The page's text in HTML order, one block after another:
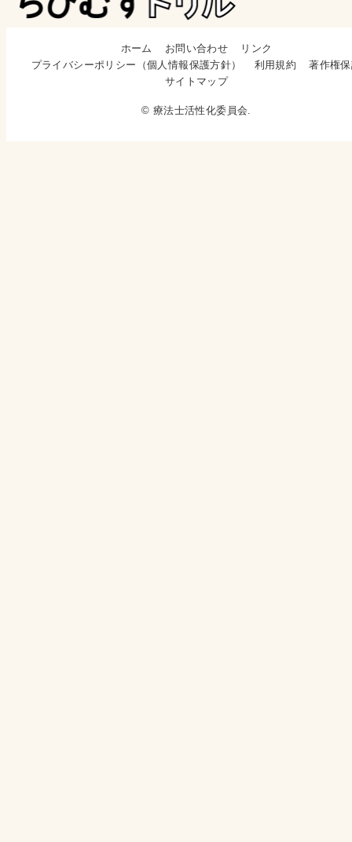
ホーム お問い合わせ
リンク
プライバシーポリシー（個人情報保護方針）
利用規約
著作権
サイトマップ
© 療法士活性化委員会.